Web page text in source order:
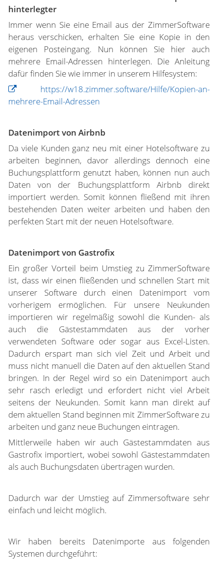
hinterlegter
Immer wenn Sie eine Email aus der ZimmerSoftware
heraus verschicken, erhalten Sie eine Kopie in den
eigenen Posteingang. Nun können Sie hier auch
mehrere Email-Adressen hinterlegen. Die Anleitung
dafür finden Sie wie immer in unserem Hilfesystem:
https://w18.zimmer.software/Hilfe/Kopien-an-
mehrere-Email-Adressen
Datenimport von Airbnb
Da viele Kunden ganz neu mit einer Hotelsoftware zu
arbeiten beginnen, davor allerdings dennoch eine
Buchungsplattform genutzt haben, können nun auch
Daten von der Buchungsplattform Airbnb direkt
importiert werden. Somit können fließend mit ihren
bestehenden Daten weiter arbeiten und haben den
perfekten Start mit der neuen Hotelsoftware.
Datenimport von Gastrofix
Ein großer Vorteil beim Umstieg zu ZimmerSoftware
ist, dass wir einen fließenden und schnellen Start mit
unserer Software durch einen Datenimport vom
vorherigem ermöglichen. Für unsere Neukunden
importieren wir regelmäßig sowohl die Kunden- als
auch die Gästestammdaten aus der vorher
verwendeten Software oder sogar aus Excel-Listen.
Dadurch erspart man sich viel Zeit und Arbeit und
muss nicht manuell die Daten auf den aktuellen Stand
bringen. In der Regel wird so ein Datenimport auch
sehr rasch erledigt und erfordert nicht viel Arbeit
seitens der Neukunden. Somit kann man direkt auf
dem aktuellen Stand beginnen mit ZimmerSoftware zu
arbeiten und ganz neue Buchungen eintragen.
Mittlerweile haben wir auch Gästestammdaten aus
Gastrofix importiert, wobei sowohl Gästestammdaten
als auch Buchungsdaten übertragen wurden.
Dadurch war der Umstieg auf Zimmersoftware sehr
einfach und leicht möglich.
Wir haben bereits Datenimporte aus folgenden
Systemen durchgeführt: